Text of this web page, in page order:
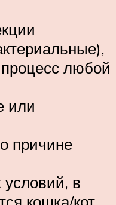
любой
или
причине
условий, в